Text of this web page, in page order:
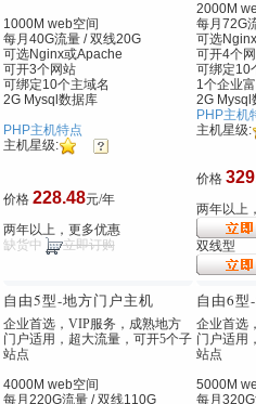
1000M web空间
每月40G流量 / 双线20G
可选Nginx或Apache
可开3个网站
可绑定10个主域名
2G Mysql数据库
PHP主机特点
主机星级:
2000M
每月72G
可选Nginx
可开4个
可绑定10
1个企业
2G Mysql
PHP主机
主机星级:
价格 228.48元/年
两年以上，更多优惠
缺货中
立即订购
价格
两年以上
双线型
自由5型-地方门户主机
企业首选，VIP服务，成熟地方
门户适用，超大流量，可开5个子
站点
4000M web空间
每月220G流量 / 双线110G
自由6型
企业首选
门户适用
站点
5000M
每月